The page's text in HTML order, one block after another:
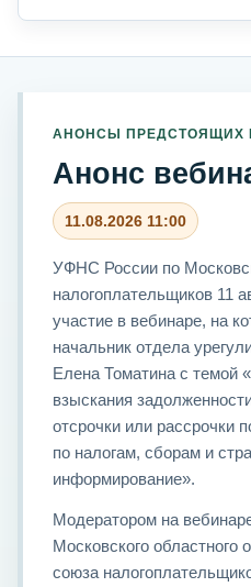
АНОНСЫ ПРЕДСТОЯЩИХ
Анонс
11.08.2026 11:00
УФНС России по
налогоплательщиков 11
участие в вебинаре, на
начальник отдела
Елена Томатина с темой
взыскания
отсрочки или рассрочки
по налогам, сборам и
информирование».
Модератором на
Московского областного
союза